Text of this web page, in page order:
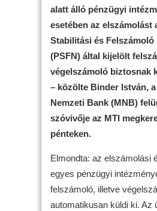
alatt álló pénzügyi
esetében az elszámolást
Stabilitási és
(PSFN) által kijelölt
végelszámoló biztosnak
– közölte Binder István,
Nemzeti Bank (MNB)
szóvivője az MTI
pénteken.
Elmondta: az elszámolási
egyes pénzügyi
felszámoló, illetve
automatikusan küldi ki. Az